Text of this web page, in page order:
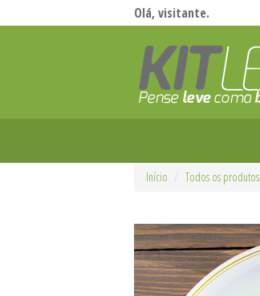
Olá, visitante.
Início Todos os produtos